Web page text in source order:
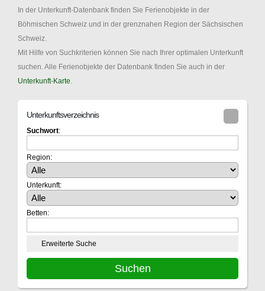
In der Unterkunft-Datenbank finden Sie Ferienobjekte in der
Böhmischen Schweiz und in der grenznahen Region der Sächsischen
Schweiz.
Mit Hilfe von Suchkriterien können Sie nach Ihrer optimalen Unterkunft
suchen. Alle Ferienobjekte der Datenbank finden Sie auch in der
Unterkunft-Karte
Unterkunftsverzeichnis
Suchwort:
Region:
Unterkunft:
Betten:
Erweiterte Suche